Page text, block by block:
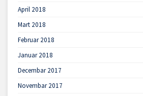
April 2018
Mart 2018
Februar 2018
Januar 2018
Decembar 2017
Novembar 2017